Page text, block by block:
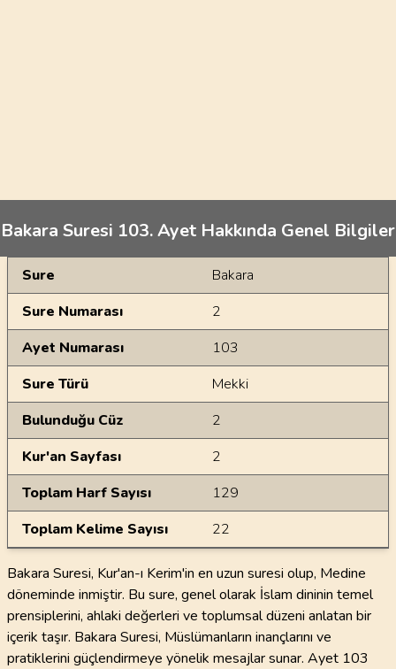
Bakara Suresi 103. Ayet Hakkında Genel Bilgiler
Genel Bilgiler
Sure
Bakara
Sure Numarası
2
Ayet Numarası
103
Sure Türü
Mekki
Bulunduğu Cüz
2
Kur'an Sayfası
2
Toplam Harf Sayısı
129
Toplam Kelime Sayısı
22
Bakara Suresi, Kur'an-ı Kerim'in en uzun suresi olup, Medine
döneminde inmiştir. Bu sure, genel olarak İslam dininin temel
prensiplerini, ahlaki değerleri ve toplumsal düzeni anlatan bir
içerik taşır. Bakara Suresi, Müslümanların inançlarını ve
pratiklerini güçlendirmeye yönelik mesajlar sunar. Ayet 103